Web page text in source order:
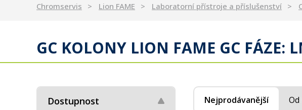
Chromservis Lion FAME Laboratorní přístroje a příslušenství
GC KOLONY LION FAME GC FÁZE:
Dostupnost Nejprodávanější